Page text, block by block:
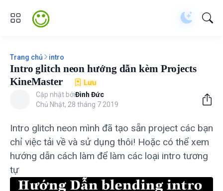
Trang chủ intro
Intro glitch neon hướng dẫn kèm Projects
KineMaster
Lưu
Cập nhật bởiĐình Đức
Chủ Nhật, 28 tháng 7 2019
Intro glitch neon mình đã tạo sẵn project các bạn
chỉ việc tải về và sử dụng thôi! Hoặc có thể xem
hướng dẫn cách làm để làm các loại intro tương
tự